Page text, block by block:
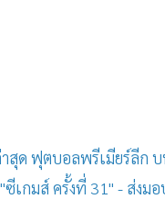
าสุด ฟุตบอลพรีเมียร์ลีก
เกมส์ ครั้งที่ 31" - ส่งม